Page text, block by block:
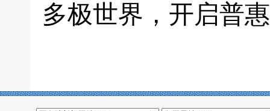
多极世界，开启普